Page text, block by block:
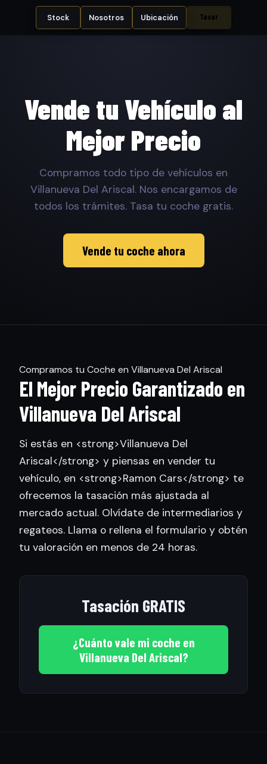
Stock Nosotros Ubicación Tasar
Vende tu Vehículo al
Mejor Precio
Compramos todo tipo de vehículos en
Villanueva Del Ariscal. Nos encargamos de
todos los trámites. Tasa tu coche gratis.
Vende tu coche ahora
Compramos tu Coche en Villanueva Del Ariscal
El Mejor Precio Garantizado en
Villanueva Del Ariscal
Si estás en <strong>Villanueva Del
Ariscal</strong> y piensas en vender tu
vehículo, en <strong>Ramon Cars</strong> te
ofrecemos la tasación más ajustada al
mercado actual. Olvídate de intermediarios y
regateos. Llama o rellena el formulario y obtén
tu valoración en menos de 24 horas.
Tasación GRATIS
¿Cuánto vale mi coche en
Villanueva Del Ariscal?